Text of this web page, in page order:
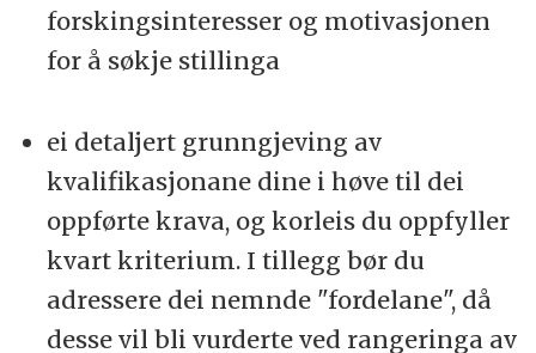
forskingsinteresser og motivasjonen
for å søkje stillinga
ei detaljert grunngjeving av
kvalifikasjonane dine i høve til dei
oppførte krava, og korleis du oppfyller
kvart kriterium. I tillegg bør du
adressere dei nemnde "fordelane", då
desse vil bli vurderte ved rangeringa av